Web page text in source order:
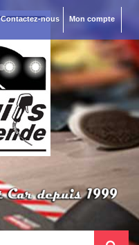
Mon compte
Contactez-nous